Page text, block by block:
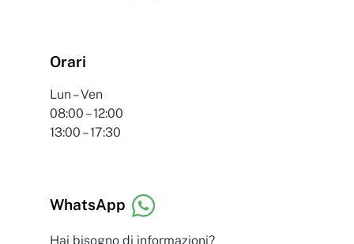
Orari
Lun – Ven
08:00 – 12:00
13:00 – 17:30
WhatsApp
Hai bisogno di informazioni?